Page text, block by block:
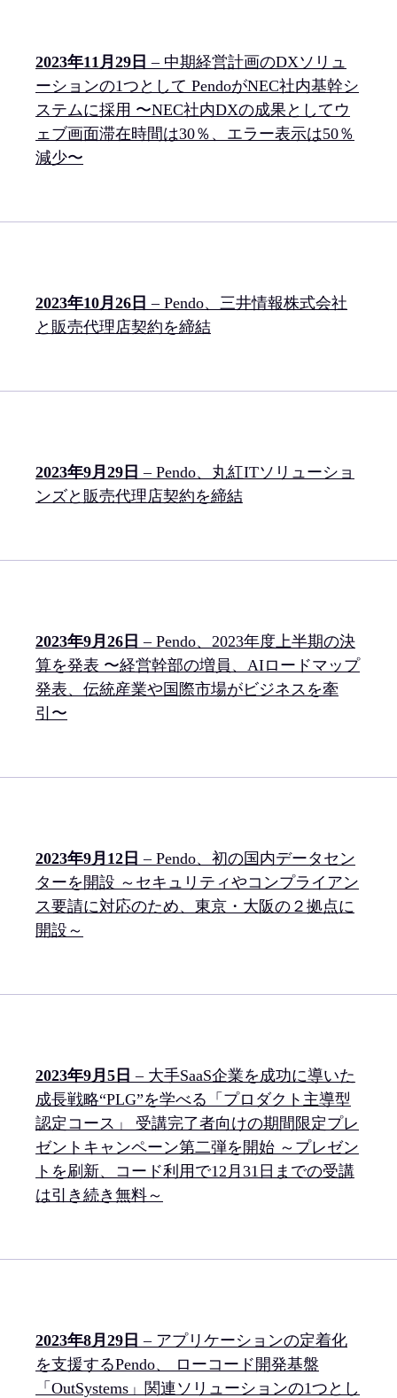
2023年11月29日 – 中期経営計画のDXソリュ
ーションの1つとして PendoがNEC社内基幹シ
ステムに採用 〜NEC社内DXの成果としてウ
ェブ画面滞在時間は30％、エラー表示は50％
減少〜
2023年10月26日 – Pendo、三井情報株式会社
と販売代理店契約を締結
2023年9月29日 – Pendo、丸紅ITソリューショ
ンズと販売代理店契約を締結
2023年9月26日 – Pendo、2023年度上半期の決
算を発表 〜経営幹部の増員、AIロードマップ
発表、伝統産業や国際市場がビジネスを牽
引〜
2023年9月12日 – Pendo、初の国内データセン
ターを開設 ～セキュリティやコンプライアン
ス要請に対応のため、東京・大阪の２拠点に
開設～
2023年9月5日 – 大手SaaS企業を成功に導いた
成長戦略“PLG”を学べる「プロダクト主導型
認定コース」 受講完了者向けの期間限定プレ
ゼントキャンペーン第二弾を開始 ～プレゼン
トを刷新、コード利用で12月31日までの受講
は引き続き無料～
2023年8月29日 – アプリケーションの定着化
を支援するPendo、 ローコード開発基盤
「OutSystems」関連ソリューションの1つとし